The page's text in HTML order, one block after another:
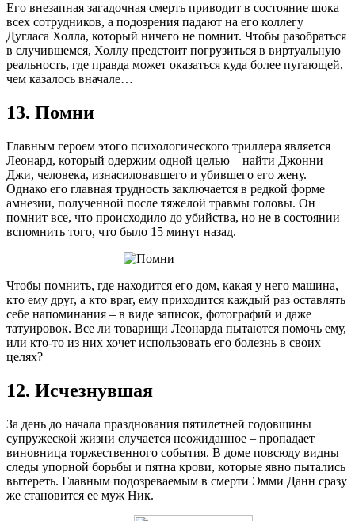
Его внезапная загадочная смерть приводит в состояние шока
всех сотрудников, а подозрения падают на его коллегу
Дугласа Холла, который ничего не помнит. Чтобы разобраться
в случившемся, Холлу предстоит погрузиться в виртуальную
реальность, где правда может оказаться куда более пугающей,
чем казалось вначале…
13. Помни
Главным героем этого психологического триллера является
Леонард, который одержим одной целью – найти Джонни
Джи, человека, изнасиловавшего и убившего его жену.
Однако его главная трудность заключается в редкой форме
амнезии, полученной после тяжелой травмы головы. Он
помнит все, что происходило до убийства, но не в состоянии
вспомнить того, что было 15 минут назад.
Чтобы помнить, где находится его дом, какая у него машина,
кто ему друг, а кто враг, ему приходится каждый раз оставлять
себе напоминания – в виде записок, фотографий и даже
татуировок. Все ли товарищи Леонарда пытаются помочь ему,
или кто-то из них хочет использовать его болезнь в своих
целях?
12. Исчезнувшая
За день до начала празднования пятилетней годовщины
супружеской жизни случается неожиданное – пропадает
виновница торжественного события. В доме повсюду видны
следы упорной борьбы и пятна крови, которые явно пытались
вытереть. Главным подозреваемым в смерти Эмми Данн сразу
же становится ее муж Ник.